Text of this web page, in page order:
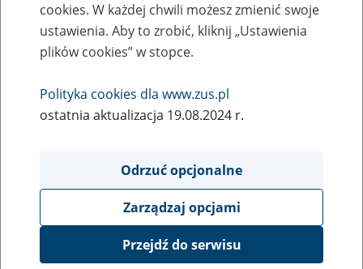
Ograniczenia w dostępności usług
przyjmowania dokumentów
zgłoszeniowych i rozliczeniowych dla
programu Płatnik
21 października 2022 r. w godzinach 18:00 – 23:30
wystąpić w programie Płatnik ograniczenia w komunikacji
elektronicznej z ZUS.
cookies. W każdej chwili możesz zmienić swoje
ustawienia. Aby to zrobić, kliknij „Ustawienia
plików cookies” w stopce.
Polityka cookies dla www.zus.pl
ostatnia aktualizacja 19.08.2024 r.
Odrzuć opcjonalne
Zarządzaj opcjami
Przejdź do serwisu